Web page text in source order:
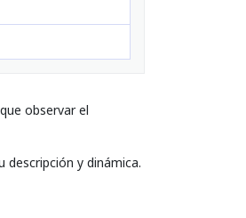
observar el
descripción y dinámica.